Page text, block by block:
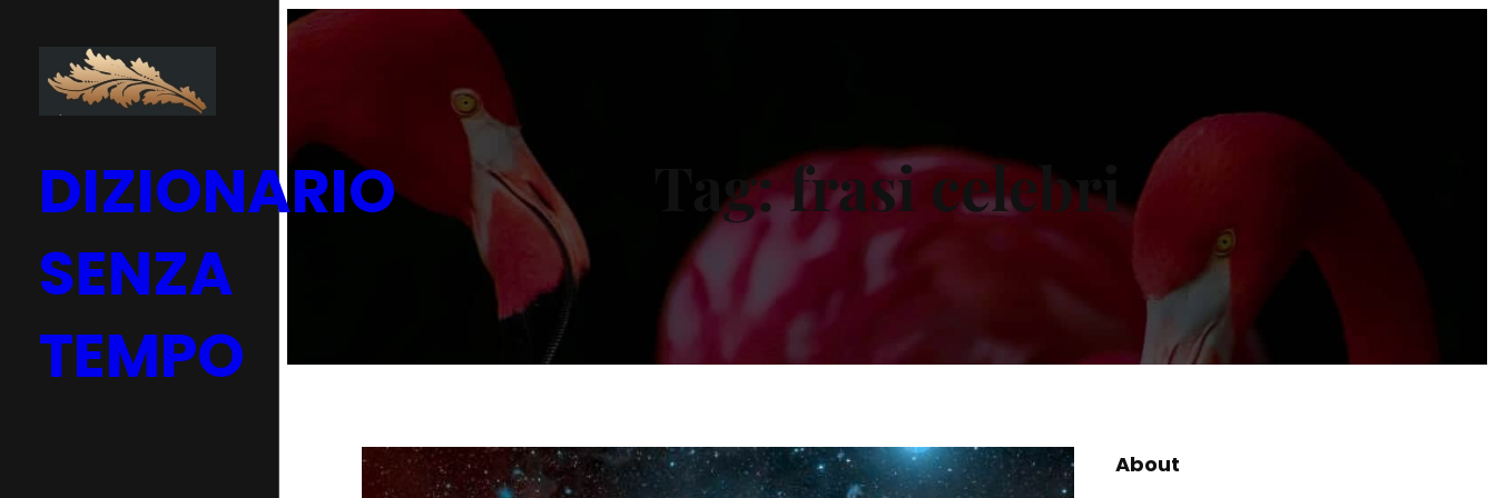
contenuto
DIZIONARIO
SENZA
TEMPO
Tag:frasi celebri
About